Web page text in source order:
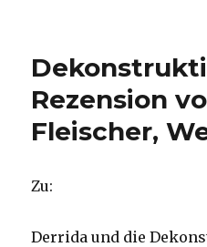
Rezension
Fleischer,
Zu:
Derrida und die